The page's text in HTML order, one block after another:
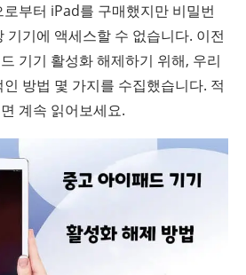
부터 iPad를 구매했지만 비밀번
기기에 액세스할 수 없습니다. 이전
기기 활성화 해제하기 위해, 우리
방법 몇 가지를 수집했습니다. 적
계속 읽어보세요.